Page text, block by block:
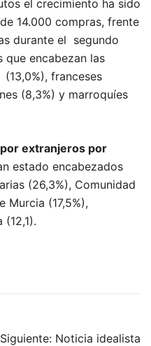
el crecimiento ha sido
14.000 compras, frente
durante el segundo
que encabezan las
franceses
(8,3%) y marroquíes
extranjeros por
estado encabezados
(26,3%), Comunidad
Murcia (17,5%),
Siguiente: Noticia idealista